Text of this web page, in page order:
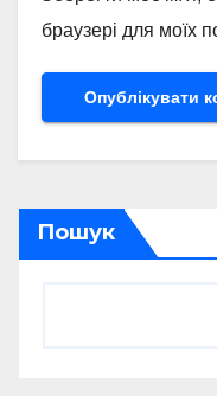
браузері для моїх
Пошук